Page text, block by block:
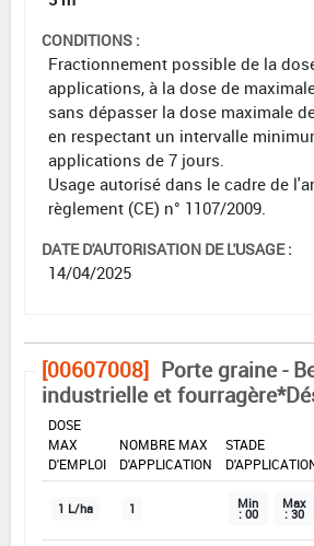
CONDITIONS :
Fractionnement possible de la
applications, à la dose de
sans dépasser la dose maximale
en respectant un intervalle
applications de 7 jours.
Usage autorisé dans le cadre de
règlement (CE) n° 1107/2009.
DATE D'AUTORISATION DE L'USAGE :
14/04/2025
[00607008] Porte graine -
industrielle et
DOSE
MAX
D'EMPLOI
NOMBRE MAX
D'APPLICATION
STADE
1 L/ha 1 Min
: 00
Max
: 30